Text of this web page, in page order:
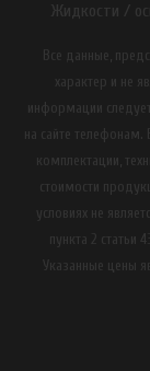
Жидкости /
Все данные,
характер и не
информации
на сайте телефонам.
комплектации,
стоимости
условиях не
пункта 2 статьи
Указанные цены